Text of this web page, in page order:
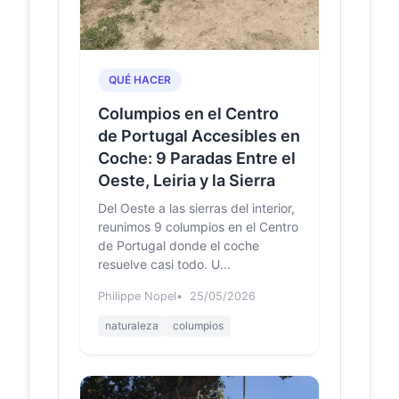
Este novo baloiço
panorâmico português
irreverente do mundo –
nit.pt
Mas continuou: em julho, abriu o
Baloiço do Mezio, na Serra do Soajo;
no mesmo mês, nasceu o Baloiço de
São Silvestre, e...
Este novo miradouro
sobre a serra é
arrebatador — e vem com
dois baloiços
nit.pt
Criou não um, mas dois baloiços —
na verdade quatro, já que cada
estrutura é dupla. Em lados opostos
de um ligeiro plana...
voar sobre uma serra: tem
QUÉ HACER
Columpios en el Centro
de Portugal Accesibles en
Coche: 9 Paradas Entre el
Oeste, Leiria y la Sierra
Del Oeste a las sierras del interior,
reunimos 9 columpios en el Centro
de Portugal donde el coche
resuelve casi todo. U...
Philippe Nopel 25/05/2026
naturaleza columpios